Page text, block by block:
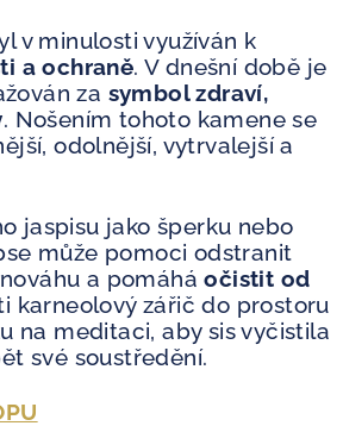
v minulosti využíván k
a ochraně. V dnešní době je
za symbol zdraví,
. Nošením tohoto kamene se
odolnější, vytrvalejší a
jaspisu jako šperku nebo
může pomoci odstranit
a pomáháočistit od
karneolový zářič do prostoru
na meditaci, aby sis vyčistila
své soustředění.